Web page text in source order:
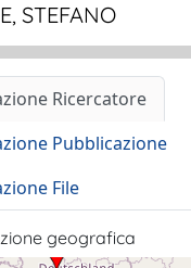
STEFANO
Ricercatore
Pubblicazione
File
geografica